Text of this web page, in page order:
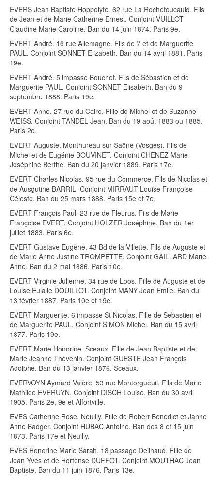
EVERS Jean Baptiste Hoppolyte. 62 rue La Rochefoucauld. Fils
de Jean et de Marie Catherine Ernest. Conjoint VUILLOT
Claudine Marie Caroline. Ban du 14 juin 1874. Paris 9e.
EVERT André. 16 rue Allemagne. Fils de ? et de Marguerite
PAUL. Conjoint SONNET Elizabeth. Ban du 14 avril 1881. Paris
19e.
EVERT André. 5 impasse Bouchet. Fils de Sébastien et de
Marguerite PAUL. Conjoint SONNET Elisabeth. Ban du 9
septembre 1888. Paris 19e.
EVERT Anne. 27 rue du Caire. Fille de Michel et de Suzanne
WEISS. Conjoint TANDEL Jean. Ban du 19 août 1883 ou 1885.
Paris 2e.
EVERT Auguste. Monthureau sur Saône (Vosges). Fils de
Michel et de Eugénie BOUVINET. Conjoint CHENEZ Marie
Joséphine Berthe. Ban du 20 janvier 1889. Paris 17e.
EVERT Charles Nicolas. 95 rue du Commerce. Fils de Nicolas et
de Ausgutine BARRIL. Conjoint MIRRAUT Louise Françoise
Céleste. Ban du 25 mars 1888. Paris 15e et 7e.
EVERT François Paul. 23 rue de Fleurus. Fils de Marie
Françoise EVERT. Conjoint HOLZER Joséphine. Ban du 1er
juillet 1883. Paris 6e.
EVERT Gustave Eugène. 43 Bd de la Villette. Fils de Auguste et
de Marie Anne Justine TROMPETTE. Conjoint GAILLARD Marie
Anne. Ban du 2 mai 1886. Paris 10e.
EVERT Virginie Julienne. 34 rue de Loos. Fille de Auguste et de
Louise Eulalie DOUILLOT. Conjoint MANY Jean Emile. Ban du
13 février 1887. Paris 10e et 19e.
EVERT Marguerite. 6 impasse St Nicolas. Fille de Sébastien et
de Marguerite PAUL. Conjoint SIMON Michel. Ban du 15 avril
1877. Paris 19e.
EVERT Marie Honorine. Sceaux. Fille de Jean Baptiste et de
Marie Jeanne Thévenin. Conjoint GUESTE Jean François
Adolphe. Ban du 13 janvier 1876. Sceaux.
EVERVOYN Aymard Valère. 53 rue Montorgueuil. Fils de Marie
Mathilde EVERUYN. Conjoint DISCH Louise. Ban du 30 avril
1905. Paris 2e, 9e et Alfortville.
EVES Catherine Rose. Neuilly. Fille de Robert Benedict et Janne
Anne Badger. Conjoint HUBAC Antoine. Ban des 8 et 15 juin
1873. Paris 17e et Neuilly.
EVES Honorine Marie Sarah. 18 passage Deilhaud. Fille de
Jean Yves et de Hortense DUFFOT. Conjoint MOUTHAC Jean
Baptiste. Ban du 11 juin 1876. Paris 13e.